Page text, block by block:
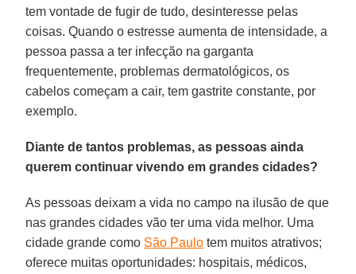
tem vontade de fugir de tudo, desinteresse pelas
coisas. Quando o estresse aumenta de intensidade, a
pessoa passa a ter infecção na garganta
frequentemente, problemas dermatológicos, os
cabelos começam a cair, tem gastrite constante, por
exemplo.
Diante de tantos problemas, as pessoas ainda
querem continuar vivendo em grandes cidades?
As pessoas deixam a vida no campo na ilusão de que
nas grandes cidades vão ter uma vida melhor. Uma
cidade grande como São Paulo tem muitos atrativos;
oferece muitas oportunidades: hospitais, médicos,